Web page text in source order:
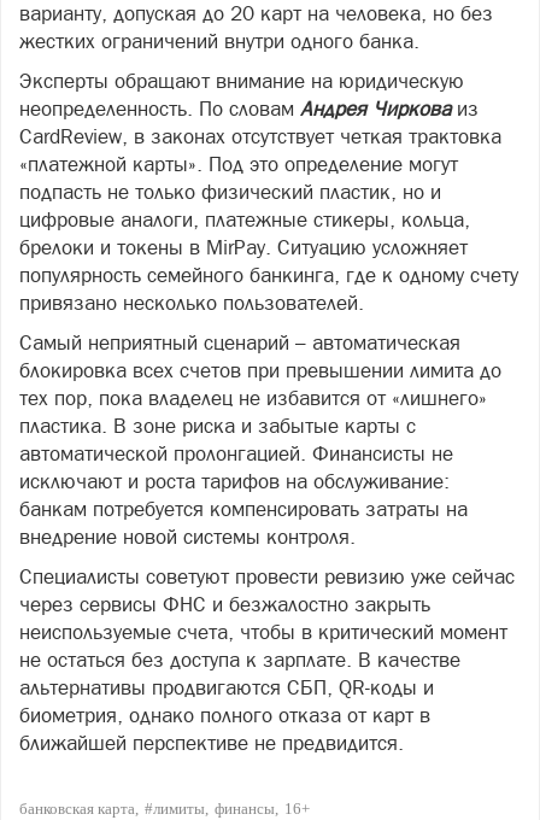
варианту, допуская до 20 карт на человека, но без
жестких ограничений внутри одного банка.
Эксперты обращают внимание на юридическую
неопределенность. По словам Андрея Чирковаиз
CardReview, в законах отсутствует четкая трактовка
«платежной карты». Под это определение могут
подпасть не только физический пластик, но и
цифровые аналоги, платежные стикеры, кольца,
брелоки и токены в MirPay. Ситуацию усложняет
популярность семейного банкинга, где к одному счету
привязано несколько пользователей.
Самый неприятный сценарий – автоматическая
блокировка всех счетов при превышении лимита до
тех пор, пока владелец не избавится от «лишнего»
пластика. В зоне риска и забытые карты с
автоматической пролонгацией. Финансисты не
исключают и роста тарифов на обслуживание:
банкам потребуется компенсировать затраты на
внедрение новой системы контроля.
Специалисты советуют провести ревизию уже сейчас
через сервисы ФНС и безжалостно закрыть
неиспользуемые счета, чтобы в критический момент
не остаться без доступа к зарплате. В качестве
альтернативы продвигаются СБП, QR-коды и
биометрия, однако полного отказа от карт в
ближайшей перспективе не предвидится.
банковская карта #лимиты финансы 16+